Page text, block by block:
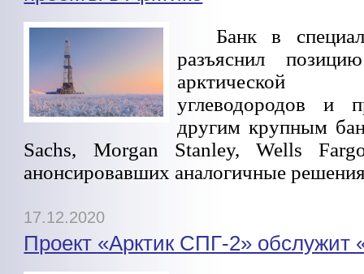
Банк в
разъяснил
арктической
углеводородов и
другим крупным
Sachs, Morgan Stanley, Wells
анонсировавших аналогичные
17.12.2020
Проект «Арктик СПГ-2» обслужит